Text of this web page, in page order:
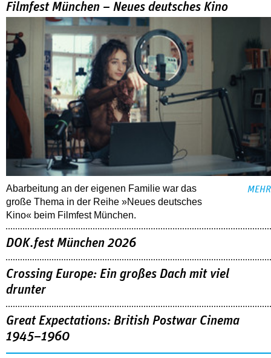
Filmfest München – Neues deutsches Kino
Abarbeitung an der eigenen Familie war das
große Thema in der Reihe »Neues deutsches
Kino« beim Filmfest München.
MEHR
DOK.fest München 2026
Crossing Europe: Ein großes Dach mit viel
drunter
Great Expectations: British Postwar Cinema
1945–1960